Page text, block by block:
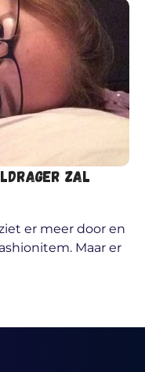
zal
er meer door en
Maar er